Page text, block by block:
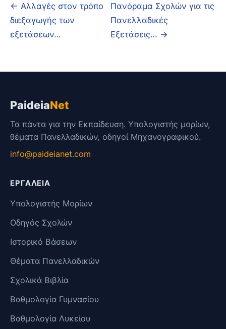
← Αλλαγές στον τρόπο
διεξαγωγής των
εξετάσεων…
Πανόραμα Σχολών για τις
Πανελλαδικές
Εξετάσεις… →
PaideiaNet
Τα πάντα για την Εκπαίδευση. Υπολογιστής μορίων,
θέματα Πανελλαδικών, οδηγοί Μηχανογραφικού.
info@paideianet.com
ΕΡΓΑΛΕΊΑ
Υπολογιστής Μορίων
Οδηγός Σχολών
Ιστορικό Βάσεων
Θέματα Πανελλαδικών
Σχολικά Βιβλία
Βαθμολογία Γυμνασίου
Βαθμολογία Λυκείου